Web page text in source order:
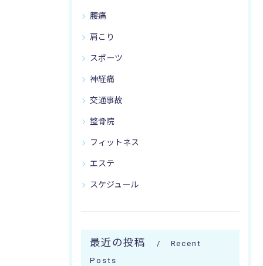
腰痛
肩こり
スポーツ
神経痛
交通事故
整骨院
フィットネス
エステ
スケジュール
最近の投稿
Recent
Posts